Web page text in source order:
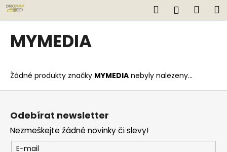
Přejít
na
obsah
Hledat
MYMEDIA
Žádné produkty značky MYMEDIA nebyly nalezeny...
K
o
o
p
o
t
ř
e
b
Z
Odebírat newsletter
Nezmeškejte žádné novinky či slevy!
E-mail